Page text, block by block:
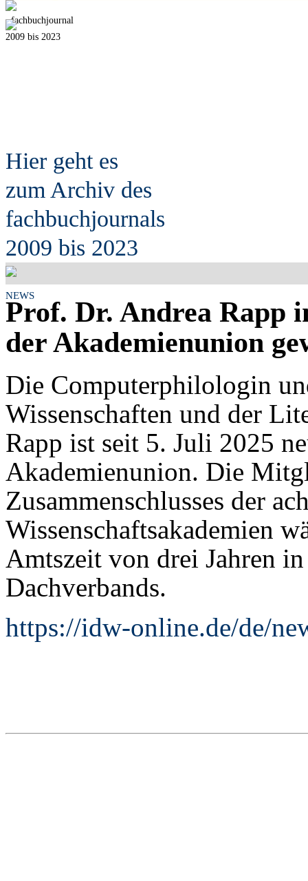
fachbuchjournal
2009 bis 2023
Hier geht es
zum Archiv des
fachbuchjournals
2009 bis 2023
NEWS
Prof. Dr. Andrea Rapp
der Akademienunion
Die Computerphilologin
Wissenschaften und der
Rapp ist seit 5. Juli 2025
Akademienunion. Die
Zusammenschlusses der
Wissenschaftsakademien
Amtszeit von drei Jahren
Dachverbands.
https://idw-online.de/de/